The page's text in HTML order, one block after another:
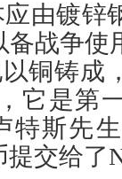
应由镀锌
战争使
铜铸成
它是第
特斯先
交给了